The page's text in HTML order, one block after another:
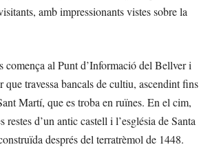
amb impressionants vistes sobre la
comença al Punt d’Informació del Bellver i
que travessa bancals de cultiu, ascendint fins
Martí, que es troba en ruïnes. En el cim,
restes d’un antic castell i l’església de Santa
després del terratrèmol de 1448.